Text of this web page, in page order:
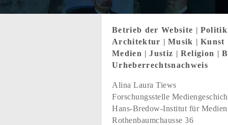
Betrieb der Website |
Architektur | Musik | Kunst
Medien |Justiz | Religion |
Urheberrechtsnachweis
Alina Laura Tiews
Forschungsstelle
Hans-Bredow-Institut für
Rothenbaumchausse 36